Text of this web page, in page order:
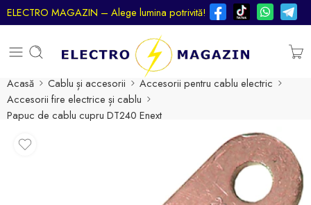
ELECTRO MAGAZIN – Alege lumina potrivită!
Acasă Cablu și accesorii
Accesorii pentru cablu electric
Accesorii fire electrice și cablu
Papuc de cablu cupru DT240 Enext